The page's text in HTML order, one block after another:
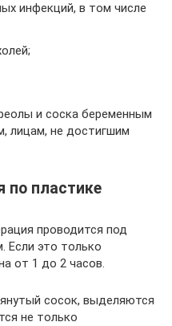
инфекций, в том числе
и соска беременным
лицам, не достигшим
по пластике
проводится под
Если это только
от 1 до 2 часов.
сосок, выделяются
не только